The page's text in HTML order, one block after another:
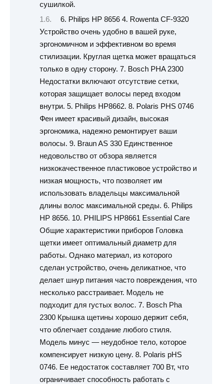
сушилкой.
6. Philips HP 8656 4. Rowenta CF-9320
Устройство очень удобно в вашей руке,
эргономичном и эффективном во время
стилизации. Круглая щетка может вращаться
только в одну сторону. 7. Bosch PHA 2300
Недостатки включают отсутствие сетки,
которая защищает волосы перед входом
внутри. 5. Philips HP8662. 8. Polaris PHS 0746
Фен имеет красивый дизайн, высокая
эргономика, надежно ремонтирует ваши
волосы. 9. Braun AS 330 Единственное
недовольство от обзора является
низкокачественное пластиковое устройство и
низкая мощность, что позволяет им
использовать владельцы максимальной
длины волос максимальной среды. 6. Philips
HP 8656. 10. PHILIPS HP8661 Essential Care
Общие характеристики приборов Головка
щетки имеет оптимальный диаметр для
работы. Однако материал, из которого
сделан устройство, очень деликатное, что
делает шнур питания часто повреждения, что
несколько расстраивает. Модель не
подходит для густых волос. 7. Bosch Pha
2300 Крышка щетины хорошо держит себя,
что облегчает создание любого стиля.
Модель минус — неудобное тело, которое
компенсирует низкую цену. 8. Polaris pHS
0746. Ее недостаток составляет 700 Вт, что
ограничивает способность работать с